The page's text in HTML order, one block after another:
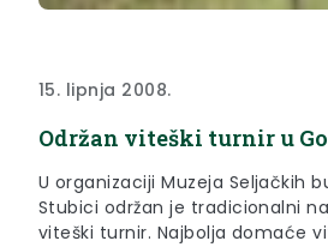
15. lipnja 2008.
Održan viteški turnir u
U organizaciji Muzeja Seljačkih
Stubici održan je tradicionalni
viteški turnir. Najbolja domaće